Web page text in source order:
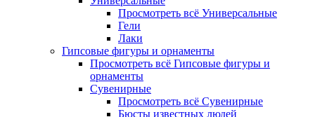
Просмотреть всё Универсальные
Гели
Лаки
Гипсовые фигуры и орнаменты
Просмотреть всё Гипсовые фигуры и
орнаменты
Сувенирные
Просмотреть всё Сувенирные
Бюсты известных людей